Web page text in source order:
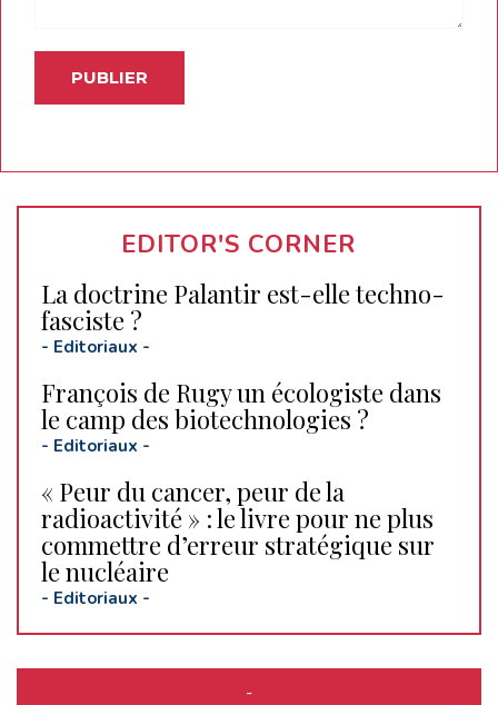
EDITOR'S CORNER
La doctrine Palantir est-elle techno-
fasciste ?
- Editoriaux -
François de Rugy un écologiste dans
le camp des biotechnologies ?
- Editoriaux -
« Peur du cancer, peur de la
radioactivité » : le livre pour ne plus
commettre d’erreur stratégique sur
le nucléaire
- Editoriaux -
-